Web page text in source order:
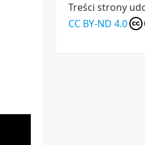
Treści strony
CC BY-ND 4.0